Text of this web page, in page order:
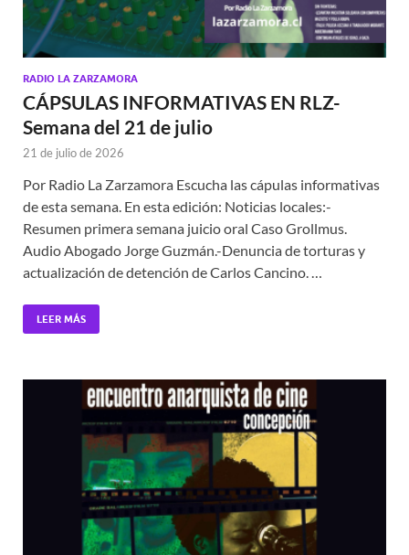
RADIO LA ZARZAMORA
CÁPSULAS INFORMATIVAS EN RLZ-
Semana del 21 de julio
21 de julio de 2026
Por Radio La Zarzamora Escucha las cápulas informativas
de esta semana. En esta edición: Noticias locales:-
Resumen primera semana juicio oral Caso Grollmus.
Audio Abogado Jorge Guzmán.-Denuncia de torturas y
actualización de detención de Carlos Cancino. …
LEER MÁS